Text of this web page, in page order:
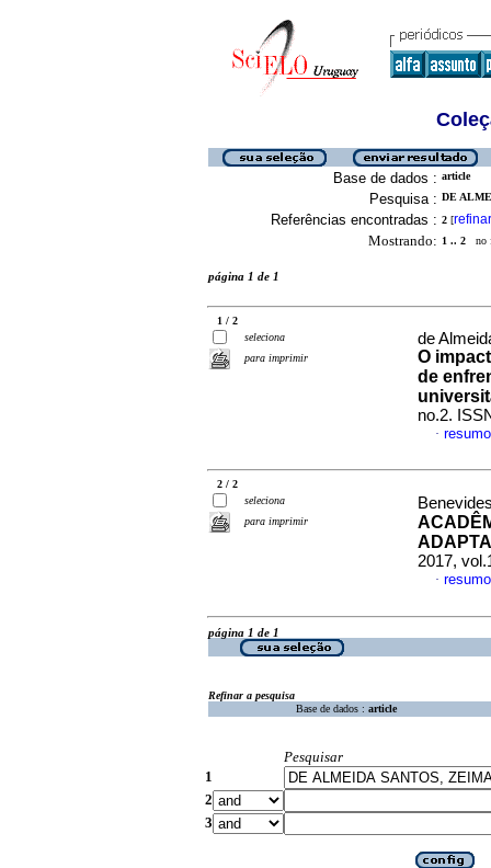
Base de dados : article
Pesquisa : DE
Referências encontradas : 2 [refinar
Mostrando: 1 .. 2 no
página 1 de 1
1 / 2
seleciona
para imprimir
de
O
de
no.2.
·
2 / 2
seleciona
para imprimir
2017,
·
página 1 de 1
Refinar a pesquisa
Base de dados : article
Pesquisar
1
2
3